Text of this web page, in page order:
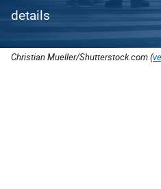
details
Christian Mueller/Shutterstock.com (